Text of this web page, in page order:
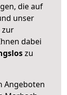
die auf
unser
zur
dabei
zu
Angeboten